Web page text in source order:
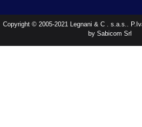
Copyright © 2005-2021 Legnani & C . s.a.s..
by Sabicom Srl